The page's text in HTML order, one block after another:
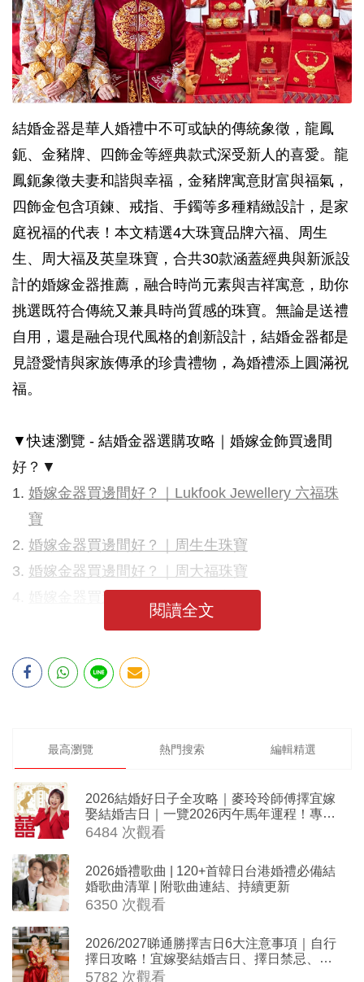
結婚金器是華人婚禮中不可或缺的傳統象徵，龍鳳
鈪、金豬牌、四飾金等經典款式深受新人的喜愛。龍
鳳鈪象徵夫妻和諧與幸福，金豬牌寓意財富與福氣，
四飾金包含項鍊、戒指、手鐲等多種精緻設計，是家
庭祝福的代表！本文精選4大珠寶品牌六福、周生
生、周大福及英皇珠寶，合共30款涵蓋經典與新派設
計的婚嫁金器推薦，融合時尚元素與吉祥寓意，助你
挑選既符合傳統又兼具時尚質感的珠寶。無論是送禮
自用，還是融合現代風格的創新設計，結婚金器都是
見證愛情與家族傳承的珍貴禮物，為婚禮添上圓滿祝
福。
▼快速瀏覽 - 結婚金器選購攻略｜婚嫁金飾買邊間
好？▼
婚嫁金器買邊間好？｜Lukfook Jewellery 六福珠
寶
婚嫁金器買邊間好？｜周生生珠寶
婚嫁金器買邊間好？｜周大福珠寶
婚嫁金器買邊間好？｜英皇珠寶
閱讀全文
最高瀏覽 熱門搜索 編輯精選
2026結婚好日子全攻略｜麥玲玲師傅擇宜嫁
娶結婚吉日｜一覽2026丙午馬年運程！專業
擇日結婚+避開沖煞生肖指南
6484 次觀看
2026婚禮歌曲 | 120+首韓日台港婚禮必備結
婚歌曲清單 | 附歌曲連結、持續更新
6350 次觀看
2026/2027睇通勝擇吉日6大注意事項｜自行
擇日攻略！宜嫁娶結婚吉日、擇日禁忌、相
沖生肖一覽
5782 次觀看